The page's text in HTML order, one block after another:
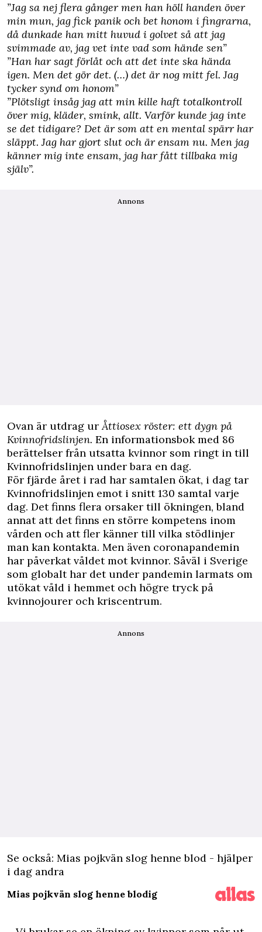
”Jag sa nej flera gånger men han höll handen över
min mun, jag fick panik och bet honom i fingrarna,
då dunkade han mitt huvud i golvet så att jag
svimmade av, jag vet inte vad som hände sen”
”Han har sagt förlåt och att det inte ska hända
igen. Men det gör det. (…) det är nog mitt fel. Jag
tycker synd om honom”
”Plötsligt insåg jag att min kille haft totalkontroll
över mig, kläder, smink, allt. Varför kunde jag inte
se det tidigare? Det är som att en mental spärr har
släppt. Jag har gjort slut och är ensam nu. Men jag
känner mig inte ensam, jag har fått tillbaka mig
själv”.
Annons
Ovan är utdrag urÅttiosex röster: ett dygn på
Kvinnofridslinjen. En informationsbok med 86
berättelser från utsatta kvinnor som ringt in till
Kvinnofridslinjen under bara en dag.
För fjärde året i rad har samtalen ökat, i dag tar
Kvinnofridslinjen emot i snitt 130 samtal varje
dag. Det finns flera orsaker till ökningen, bland
annat att det finns en större kompetens inom
vården och att fler känner till vilka stödlinjer
man kan kontakta. Men även coronapandemin
har påverkat våldet mot kvinnor. Såväl i Sverige
som globalt har det under pandemin larmats om
utökat våld i hemmet och högre tryck på
kvinnojourer och kriscentrum.
Annons
Se också: Mias pojkvän slog henne blod - hjälper
i dag andra
Mias pojkvän slog henne blodig